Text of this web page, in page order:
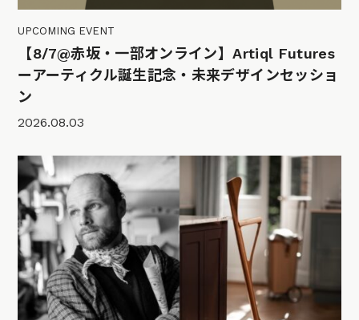
UPCOMING EVENT
【8/7@赤坂・一部オンライン】Artiql Futures
ーアーティクル誕生記念・未来デザインセッショ
ン
2026.08.03